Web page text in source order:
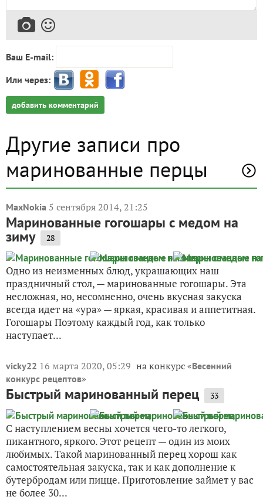
Ваш E-mail:
Или через:
добавить комментарий
Другие записи про
маринованные перцы
MaxNokia 5 сентября 2014, 21:25
Маринованные гогошары с медом на
зиму 28
Одно из неизменных блюд, украшающих наш
праздничный стол, — маринованные гогошары. Эта
несложная, но, несомненно, очень вкусная закуска
всегда идет на «ура» — яркая, красивая и аппетитная.
Гогошары Поэтому каждый год, как только
наступает...
vicky22 16 марта 2020, 05:29 на конкурс «Весенний
конкурс рецептов»
Быстрый маринованный перец 33
С наступлением весны хочется чего-то легкого,
пикантного, яркого. Этот рецепт — один из моих
любимых. Такой маринованный перец хорош как
самостоятельная закуска, так и как дополнение к
бутербродам или пицце. Приготовление займет у вас
не более 30...